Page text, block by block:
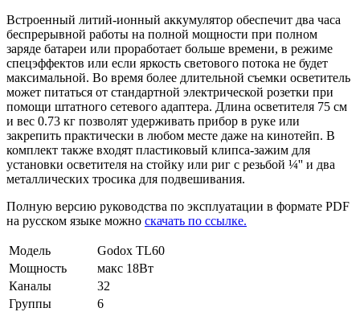
Встроенный литий-ионный аккумулятор обеспечит два часа
беспрерывной работы на полной мощности при полном
заряде батареи или проработает больше времени, в режиме
спецэффектов или если яркость светового потока не будет
максимальной. Во время более длительной съемки осветитель
может питаться от стандартной электрической розетки при
помощи штатного сетевого адаптера. Длина осветителя 75 см
и вес 0.73 кг позволят удерживать прибор в руке или
закрепить практически в любом месте даже на кинотейп. В
комплект также входят пластиковый клипса-зажим для
установки осветителя на стойку или риг с резьбой ¼'' и два
металлических тросика для подвешивания.
Полную версию руководства по эксплуатации в формате PDF
на русском языке можно скачать по ссылке.
Модель
Godox TL60
Мощность
макс 18Вт
Каналы
32
Группы
6